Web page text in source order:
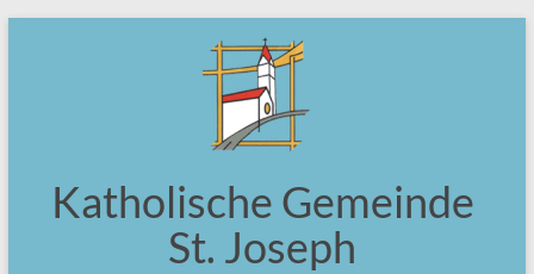
Katholische Gemeinde
St. Joseph